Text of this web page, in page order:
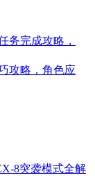
务完成攻略，
攻略，角色应
8突袭模式全解